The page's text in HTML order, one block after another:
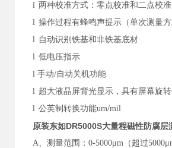
l 两种校准方式：零点校准和二点校准
l 操作过程有蜂鸣声提示（单次测量方
l 自动识别铁基和非铁基底材
l 低电压指示
l 手动/自动关机功能
l 超大液晶屏背光显示，具有屏幕旋
l 公英制转换功能um/mil
原装东如DR5000S大量程磁性防腐层
A、测量范围：0-5000μm（超过